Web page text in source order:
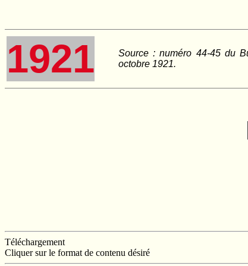
1921
Source : numéro 44-45 du
octobre 1921.
Téléchargement
Cliquer sur le format de contenu désiré